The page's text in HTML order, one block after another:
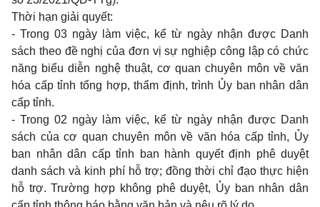
Thời hạn giải quyết:
- Trong 03 ngày làm việc, kể từ ngày nhận được Danh
sách theo đề nghị của đơn vị sự nghiệp công lập có chức
năng biểu diễn nghệ thuật, cơ quan chuyên môn về văn
hóa cấp tỉnh tổng hợp, thẩm định, trình Ủy ban nhân dân
cấp tỉnh.
- Trong 02 ngày làm việc, kể từ ngày nhận được Danh
sách của cơ quan chuyên môn về văn hóa cấp tỉnh, Ủy
ban nhân dân cấp tỉnh ban hành quyết định phê duyệt
danh sách và kinh phí hỗ trợ; đồng thời chỉ đạo thực hiện
hỗ trợ. Trường hợp không phê duyệt, Ủy ban nhân dân